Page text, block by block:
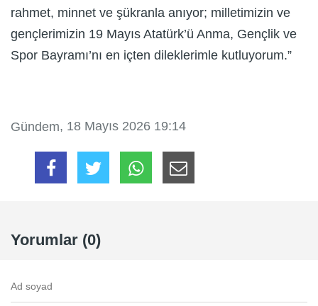
rahmet, minnet ve şükranla anıyor; milletimizin ve
gençlerimizin 19 Mayıs Atatürk’ü Anma, Gençlik ve
Spor Bayramı’nı en içten dileklerimle kutluyorum.”
Gündem, 18 Mayıs 2026 19:14
Yorumlar (0)